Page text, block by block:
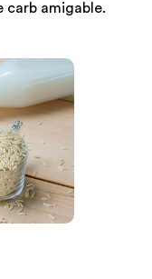
carb amigable.